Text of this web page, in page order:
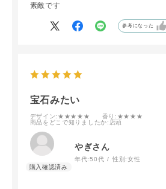
素敵です
参考になった
宝石みたい
デザイン:★★★★★ 香り :★★★★
商品をどこで知りましたか:店頭
やぎさん
年代:50代 性別:女性